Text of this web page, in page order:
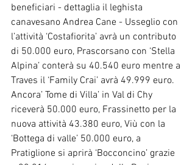
beneficiari - dettaglia il leghista
canavesano Andrea Cane - Usseglio con
l’attività ‘Costafiorita’ avrà un contributo
di 50.000 euro, Prascorsano con ‘Stella
Alpina’ conterà su 40.540 euro mentre a
Traves il ‘Family Crai’ avrà 49.999 euro.
Ancora’ Tome di Villa’ in Val di Chy
riceverà 50.000 euro, Frassinetto per la
nuova attività 43.380 euro, Viù con la
‘Bottega di valle’ 50.000 euro, a
Pratiglione si aprirà ‘Bocconcino’ grazie